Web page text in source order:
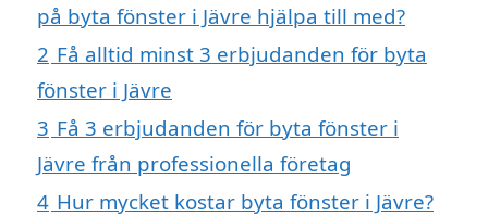
på byta fönster i Jävre hjälpa till med?
2 Få alltid minst 3 erbjudanden för byta
fönster i Jävre
3 Få 3 erbjudanden för byta fönster i
Jävre från professionella företag
4 Hur mycket kostar byta fönster i Jävre?